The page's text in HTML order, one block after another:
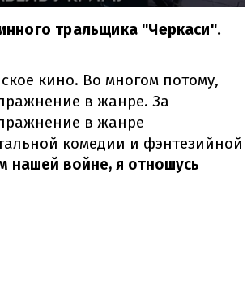
тральщика "Черкаси".
кино. Во многом потому,
в жанре. За
в жанре
комедии и фэнтезийной
войне, я отношусь